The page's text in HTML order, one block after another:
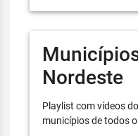
Nordeste
Playlist com vídeos
municípios de todos